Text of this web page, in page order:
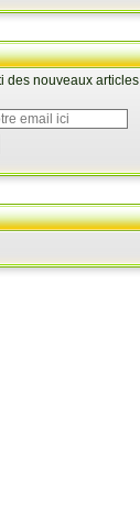
des nouveaux articles